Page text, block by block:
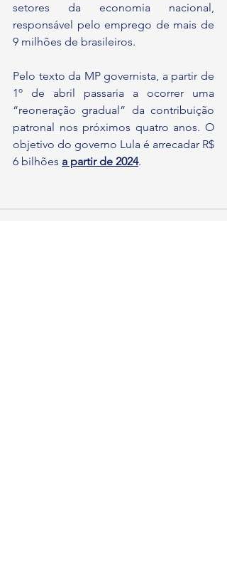
setores da economia nacional,
responsável pelo emprego de mais de
9 milhões de brasileiros.
Pelo texto da MP governista, a partir de
1º de abril passaria a ocorrer uma
“reoneração gradual” da contribuição
patronal nos próximos quatro anos. O
objetivo do governo Lula é arrecadar R$
6 bilhões a partir de 2024.